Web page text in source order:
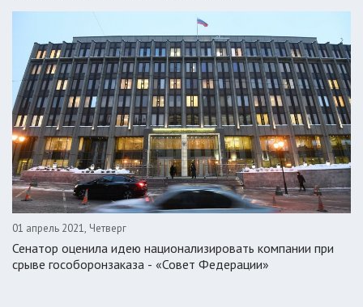
01 апрель 2021, Четверг
Сенатор оценила идею национализировать компании при
срыве гособоронзаказа - «Совет Федерации»